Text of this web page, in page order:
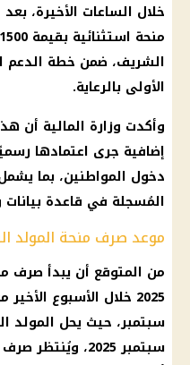
خلال الساعات الأخيرة،
الشريف، ضمن خطة الدعم
الأولى بالرعاية.
وأكدت وزارة المالية أن
دخول المواطنين، بما
المُسجلة في قاعدة بيانات
موعد صرف منحة المولد
من المتوقع أن يبدأ صرف
2025 خلال الأسبوع
سبتمبر 2025،